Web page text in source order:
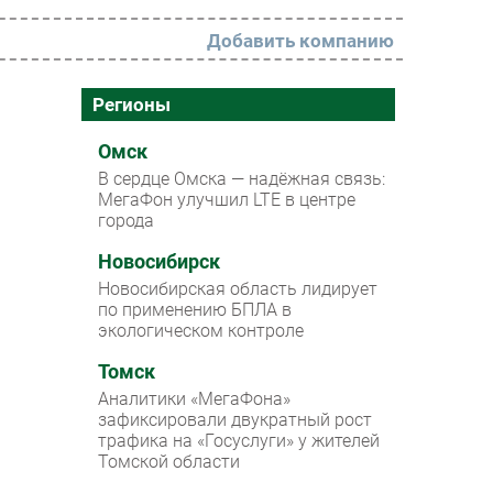
РАЗДЕЛЫ
Новости
Аналитика
Интервью
Мероприятия
Проекты
IT класс
Тестовый стенд
Каталог компаний
Добавить компанию
Регионы
Омск
В сердце Омска — надёжная связь:
МегаФон улучшил LTE в центре
города
Новосибирск
Новосибирская область лидирует
по применению БПЛА в
экологическом контроле
Томск
Аналитики «МегаФона»
зафиксировали двукратный рост
трафика на «Госуслуги» у жителей
Томской области